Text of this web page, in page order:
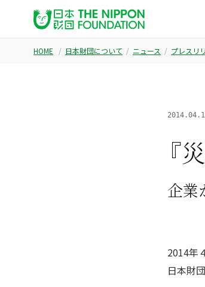
HOME 日本財団について ニュース プレスリ
『
企業
2014年
日本財